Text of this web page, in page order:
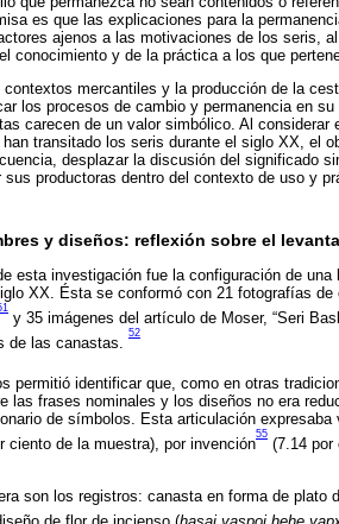
es que las explicaciones para la
ajenos a las motivaciones de los seris,
conocimiento y de la práctica a los que
contextos mercantiles y la producción de la
los procesos de cambio y permanencia en
carecen de un valor simbólico. Al
transitado los seris durante el siglo XX, el
desplazar la discusión del significado
sus productoras dentro del contexto de uso y
y diseños: reflexión sobre el
esta investigación fue la configuración de
XX. Ésta se conformó con 21 fotografías
y 35 imágenes del artículo de Moser, “Seri
de las canastas.
52
permitió identificar que, como en otras
las frases nominales y los diseños no era
de símbolos. Esta articulación
ciento de la muestra), por invención
55
(7.14 por
son los registros: canasta en forma de plato